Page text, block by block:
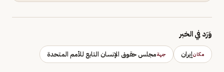
وَرَد في الخبر
مكانإيران جهةمجلس حقوق الإنسان التابع للأمم المتحدة